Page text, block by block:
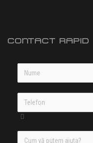
CONTACT RAPID